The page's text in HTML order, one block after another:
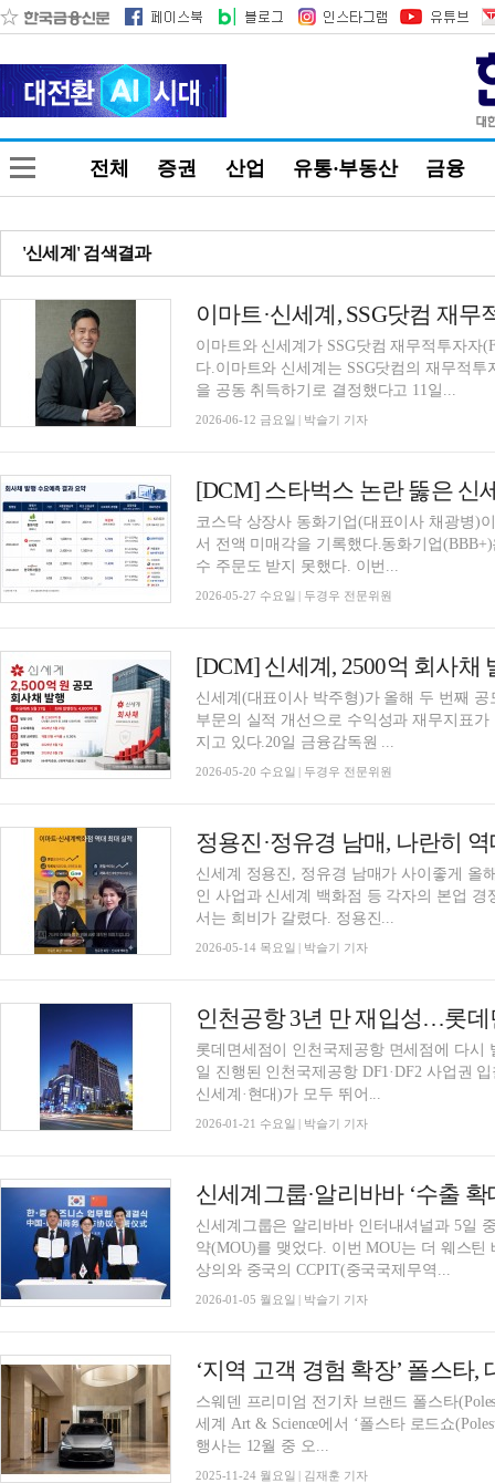
전체 증권 산업 유통·부동산 금융
'신세계' 검색결과
이마트·신세계, SSG닷컴 재
이마트와 신세계가 SSG닷컴 재무적투자
다.이마트와 신세계는 SSG닷컴의 재무적
을 공동 취득하기로 결정했다고 11일...
2026-06-12 금요일 | 박슬기 기자
코스닥 상장사 동화기업(대표이사 채광병)
서 전액 미매각을 기록했다.동화기업
수 주문도 받지 못했다. 이번...
2026-05-27 수요일 | 두경우 전문위원
신세계(대표이사 박주형)가 올해 두 번째
부문의 실적 개선으로 수익성과 재무지표
지고 있다.20일 금융감독원 ...
2026-05-20 수요일 | 두경우 전문위원
신세계 정용진, 정유경 남매가 사이좋게 올
인 사업과 신세계 백화점 등 각자의 본업
서는 희비가 갈렸다. 정용진...
2026-05-14 목요일 | 박슬기 기자
인천공항 3년 만 재입성…롯데
롯데면세점이 인천국제공항 면세점에 다시
일 진행된 인천국제공항 DF1·DF2 사업권
신세계·현대)가 모두 뛰어...
2026-01-21 수요일 | 박슬기 기자
신세계그룹은 알리바바 인터내셔널과 5일
약(MOU)를 맺었다. 이번 MOU는 더 웨스
상의와 중국의 CCPIT(중국국제무역...
2026-01-05 월요일 | 박슬기 기자
‘지역 고객 경험 확장’ 폴스타,
스웨덴 프리미엄 전기차 브랜드 폴스타
세계 Art & Science에서 ‘폴스타 로드쇼
행사는 12월 중 오...
2025-11-24 월요일 | 김재훈 기자